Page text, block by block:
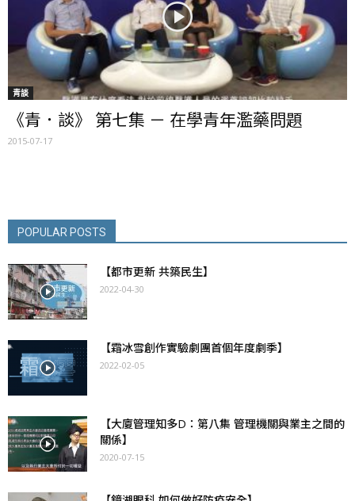
青談
《青．談》 第七集 － 在學青年濫藥問題
2015-07-17
POPULAR POSTS
【都市更新 共築民生】
2022-04-30
【霜冰雪創作實驗劇團首個年度劇季】
2022-02-05
【大廈管理知多D：第八集 管理機關與業主之間的
關係】
2020-07-15